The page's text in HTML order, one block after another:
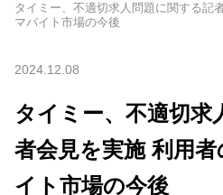
タイミー、不適切求人問題に関する記
マバイト市場の今後
2024.12.08
タイミー、不適切求
者会見を実施 利用
イト市場の今後